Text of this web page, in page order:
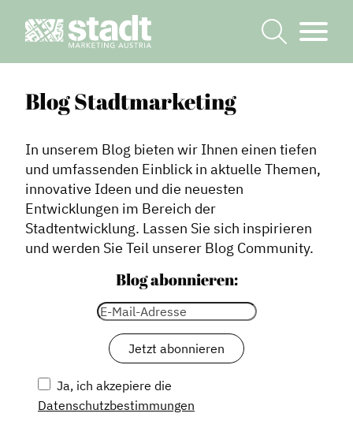
Blog Stadtmarketing
In unserem Blog bieten wir Ihnen einen tiefen
und umfassenden Einblick in aktuelle Themen,
innovative Ideen und die neuesten
Entwicklungen im Bereich der
Stadtentwicklung. Lassen Sie sich inspirieren
und werden Sie Teil unserer Blog Community.
Blog abonnieren:
Ja, ich akzepiere die
Datenschutzbestimmungen